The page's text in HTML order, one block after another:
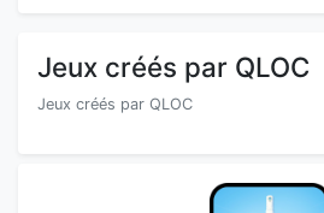
Jeux créés par QLOC
Jeux créés par QLOC